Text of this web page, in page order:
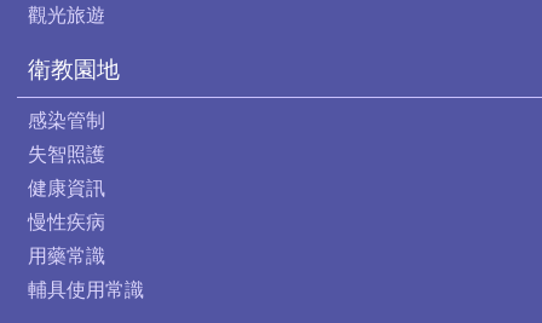
觀光旅遊
衛教園地
感染管制
失智照護
健康資訊
慢性疾病
用藥常識
輔具使用常識